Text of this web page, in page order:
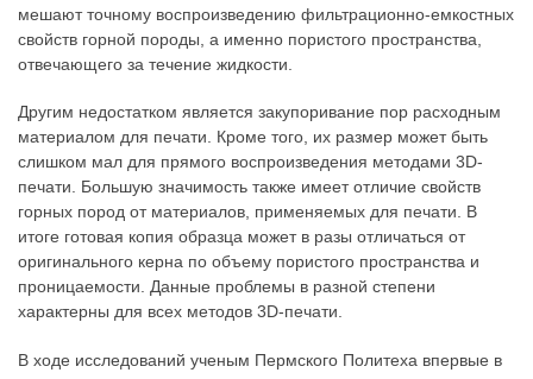
мешают точному воспроизведению фильтрационно-емкостных
свойств горной породы, а именно пористого пространства,
отвечающего за течение жидкости.
Другим недостатком является закупоривание пор расходным
материалом для печати. Кроме того, их размер может быть
слишком мал для прямого воспроизведения методами 3D-
печати. Большую значимость также имеет отличие свойств
горных пород от материалов, применяемых для печати. В
итоге готовая копия образца может в разы отличаться от
оригинального керна по объему пористого пространства и
проницаемости. Данные проблемы в разной степени
характерны для всех методов 3D-печати.
В ходе исследований ученым Пермского Политеха впервые в